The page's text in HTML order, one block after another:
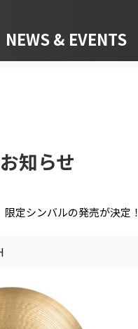
& EVENTS
知らせ
定シンバルの発売が決定！